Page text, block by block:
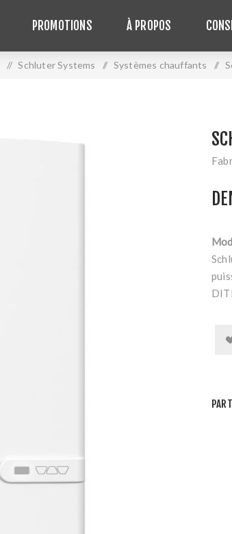
PROMOTIONS À PROPOS
/ Schluter Systems / Systèmes chauffants /